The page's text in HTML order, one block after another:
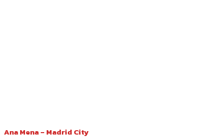
Ana Mena – Madrid City